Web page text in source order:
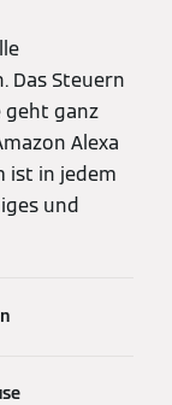
Das Steuern
geht ganz
Alexa
ist in jedem
und